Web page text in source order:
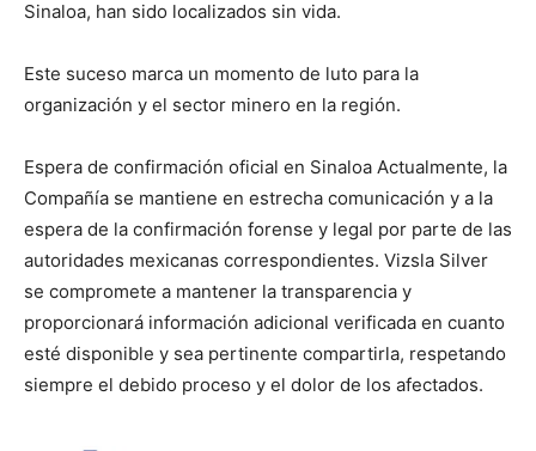
Sinaloa, han sido localizados sin vida.
Este suceso marca un momento de luto para la
organización y el sector minero en la región.
Espera de confirmación oficial en Sinaloa Actualmente, la
Compañía se mantiene en estrecha comunicación y a la
espera de la confirmación forense y legal por parte de las
autoridades mexicanas correspondientes. Vizsla Silver
se compromete a mantener la transparencia y
proporcionará información adicional verificada en cuanto
esté disponible y sea pertinente compartirla, respetando
siempre el debido proceso y el dolor de los afectados.